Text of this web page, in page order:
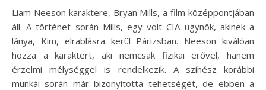
Liam Neeson karaktere, Bryan Mills, a film középpontjában
áll. A történet során Mills, egy volt CIA ügynök, akinek a
lánya, Kim, elrablásra kerül Párizsban. Neeson kiválóan
hozza a karaktert, aki nemcsak fizikai erővel, hanem
érzelmi mélységgel is rendelkezik. A színész korábbi
munkái során már bizonyította tehetségét, de ebben a